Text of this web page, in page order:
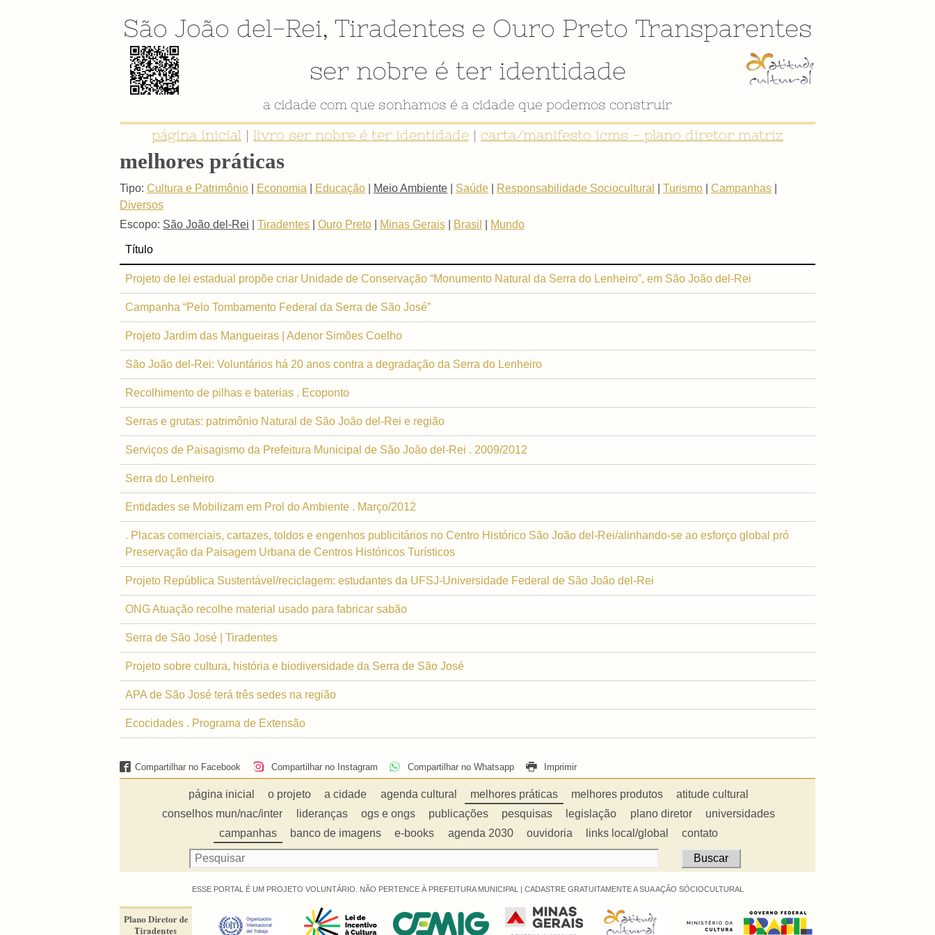
São João del-Rei, Tiradentes e Ouro Preto Transparentes
ser nobre é ter identidade
a cidade com que sonhamos é a cidade que podemos construir
página inicial | livro ser nobre é ter identidade | carta/manifesto icms - plano diretor matriz
melhores práticas
Tipo: Cultura e Patrimônio Economia Educação Meio Ambiente Saúde Responsabilidade Sociocultural Turismo Campanhas
Diversos
Escopo: São João del-Rei Tiradentes Ouro Preto Minas Gerais Brasil Mundo
Título
Projeto de lei estadual propõe criar Unidade de Conservação “Monumento Natural da Serra do Lenheiro”, em São João del-Rei
Campanha “Pelo Tombamento Federal da Serra de São José”
Projeto Jardim das Mangueiras | Adenor Simões Coelho
São João del-Rei: Voluntários há 20 anos contra a degradação da Serra do Lenheiro
Recolhimento de pilhas e baterias . Ecoponto
Serras e grutas: patrimônio Natural de São João del-Rei e região
Serviços de Paisagismo da Prefeitura Municipal de São João del-Rei . 2009/2012
Serra do Lenheiro
Entidades se Mobilizam em Prol do Ambiente . Março/2012
. Placas comerciais, cartazes, toldos e engenhos publicitários no Centro Histórico São João del-Rei/alinhando-se ao esforço global pró
Preservação da Paisagem Urbana de Centros Históricos Turísticos
Projeto República Sustentável/reciclagem: estudantes da UFSJ-Universidade Federal de São João del-Rei
ONG Atuação recolhe material usado para fabricar sabão
Serra de São José | Tiradentes
Projeto sobre cultura, história e biodiversidade da Serra de São José
APA de São José terá três sedes na região
Ecocidades . Programa de Extensão
Compartilhar no Facebook Compartilhar no Instagram Compartilhar no Whatsapp Imprimir
página inicial o projeto a cidade agenda cultural melhores práticas melhores produtos
atitude cultural
conselhos mun/nac/inter
lideranças ogs e ongs publicações pesquisas legislação plano diretor
universidades
campanhas
banco de imagens e-books agenda 2030 ouvidoria links local/global contato
ESSE PORTAL É UM PROJETO VOLUNTÁRIO. NÃO PERTENCE À PREFEITURA MUNICIPAL | CADASTRE GRATUITAMENTE A SUA AÇÃO SÓCIOCULTURAL